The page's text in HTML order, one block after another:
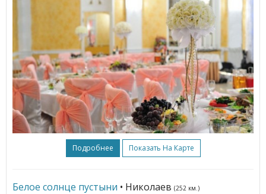
Подробнее Показать На Карте
Белое солнце пустыни • Николаев (252 км.)